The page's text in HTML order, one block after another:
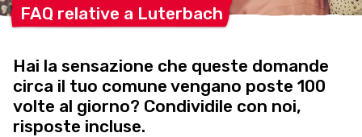
FAQ relative a Luterbach
Hai la sensazione che queste domande
circa il tuo comune vengano poste 100
volte al giorno? Condividile con noi,
risposte incluse.